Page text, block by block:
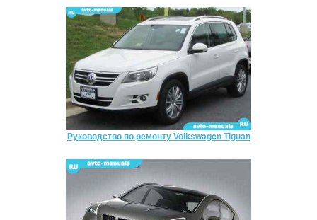
Руководство по ремонту Volkswagen Tiguan